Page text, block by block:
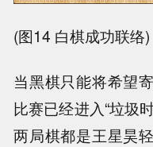
(图14 白棋成功联络)
当黑棋只能将希望
比赛已经进入“垃圾
两局棋都是王星昊